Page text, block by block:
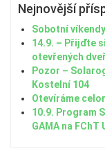
Nejnovější
Sobotní
14.9. – Přijďte
otevřených
Pozor –
Kostelní 104
Otevíráme
10.9. Program
GAMA na FChT